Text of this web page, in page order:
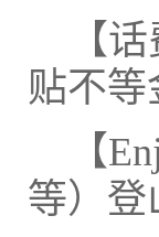
【
贴不
【
等）